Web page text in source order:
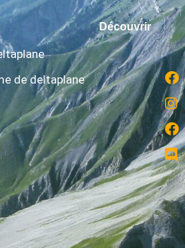
Découvrir
de deltaplane